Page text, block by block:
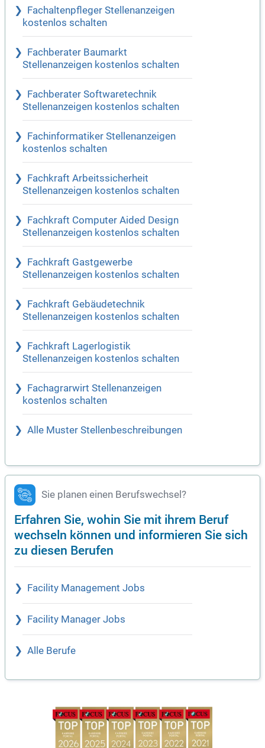
Fachaltenpfleger Stellenanzeigen
kostenlos schalten
Fachberater Baumarkt
Stellenanzeigen kostenlos schalten
Fachberater Softwaretechnik
Stellenanzeigen kostenlos schalten
Fachinformatiker Stellenanzeigen
kostenlos schalten
Fachkraft Arbeitssicherheit
Stellenanzeigen kostenlos schalten
Fachkraft Computer Aided Design
Stellenanzeigen kostenlos schalten
Fachkraft Gastgewerbe
Stellenanzeigen kostenlos schalten
Fachkraft Gebäudetechnik
Stellenanzeigen kostenlos schalten
Fachkraft Lagerlogistik
Stellenanzeigen kostenlos schalten
Fachagrarwirt Stellenanzeigen
kostenlos schalten
Alle Muster Stellenbeschreibungen
Sie planen einen Berufswechsel?
Erfahren Sie, wohin Sie mit ihrem Beruf
wechseln können und informieren Sie sich
zu diesen Berufen
Facility Management Jobs
Facility Manager Jobs
Alle Berufe